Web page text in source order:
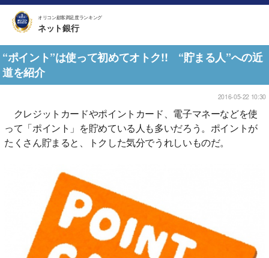
オリコン顧客満足度ランキング
ネット銀行
“ポイント”は使って初めてオトク!! “貯まる人”への近
道を紹介
2016-05-22 10:30
クレジットカードやポイントカード、電子マネーなどを使
って「ポイント」を貯めている人も多いだろう。ポイントが
たくさん貯まると、トクした気分でうれしいものだ。